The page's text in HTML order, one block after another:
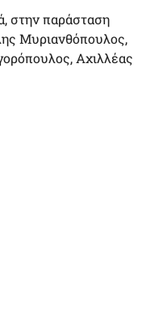
στην παράσταση
Μυριανθόπουλος,
Αχιλλέας